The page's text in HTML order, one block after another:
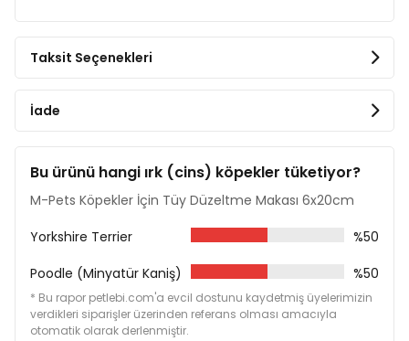
Taksit Seçenekleri
İade
Bu ürünü hangi ırk (cins) köpekler tüketiyor?
M-Pets Köpekler İçin Tüy Düzeltme Makası 6x20cm
Yorkshire Terrier
%50
Poodle (Minyatür Kaniş)
%50
* Bu rapor petlebi.com'a evcil dostunu kaydetmiş üyelerimizin
verdikleri siparişler üzerinden referans olması amacıyla
otomatik olarak derlenmiştir.